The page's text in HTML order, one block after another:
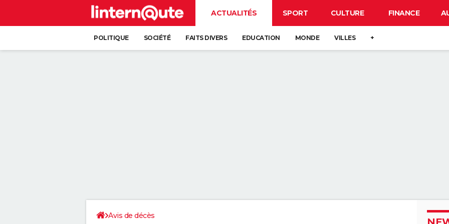
ACTUALITÉS SPORT CULTURE FINANCE
POLITIQUE SOCIÉTÉ FAITS DIVERS EDUCATION MONDE VILLES +
Avis de décès